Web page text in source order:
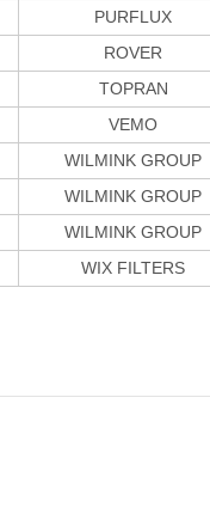
PURFLUX
ROVER
TOPRAN
VEMO
WILMINK GROUP
WILMINK GROUP
WILMINK GROUP
WIX FILTERS